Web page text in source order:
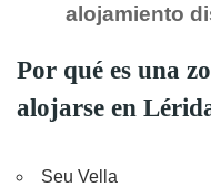
alojamiento
Por qué es una
alojarse en
Seu Vella